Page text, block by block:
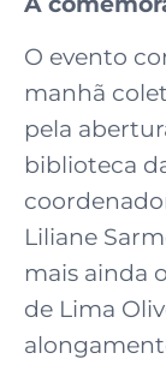
O evento
manhã
pela
biblioteca
Liliane
mais ainda
de Lima